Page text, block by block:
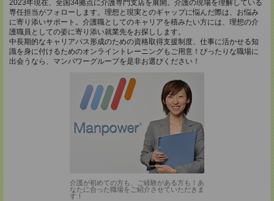
2023年現在、全国34拠点に介護専門支店を展開。介護の現場を理解している
専任担当がフォローします。理想と現実とのギャップに悩んだ際は、お悩み
に寄り添いサポート。介護職としてのキャリアを積みたい方には、理想の介
護職員としての姿に寄り添い就業先をお探しします。
中長期的なキャリアパス形成のための資格取得支援制度、仕事に活かせる知
識を身に付けるためのオンライントレーニングもご用意！ぴったりな職場に
出会うなら、マンパワーグループを是非お選びください！
介護が初めての方も、ご経験がある方も！あ
なたに合った職場をご紹介させていただきま
す！